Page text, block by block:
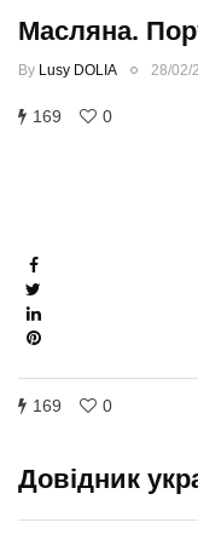
Масляна.
By Lusy DOLIA 28/02/
169 0
169 0
Довідник